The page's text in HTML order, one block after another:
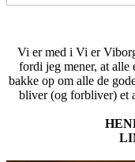
Vi er med i Vi er
fordi jeg mener, at alle
bakke op om alle de
bliver (og forbliver) et